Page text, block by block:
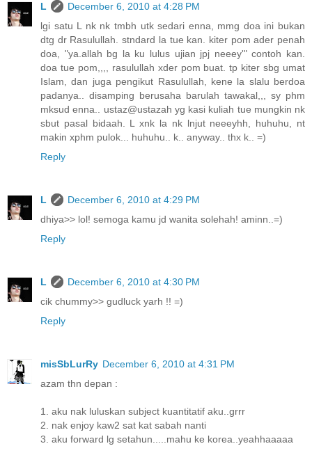
L
December 6, 2010 at 4:28 PM
lgi satu L nk nk tmbh utk sedari enna, mmg doa ini bukan
dtg dr Rasulullah. stndard la tue kan. kiter pom ader penah
doa, "ya.allah bg la ku lulus ujian jpj neeey'" contoh kan.
doa tue pom,,,, rasulullah xder pom buat. tp kiter sbg umat
Islam, dan juga pengikut Rasulullah, kene la slalu berdoa
padanya.. disamping berusaha barulah tawakal,,, sy phm
mksud enna.. ustaz@ustazah yg kasi kuliah tue mungkin nk
sbut pasal bidaah. L xnk la nk lnjut neeeyhh, huhuhu, nt
makin xphm pulok... huhuhu.. k.. anyway.. thx k.. =)
Reply
L
December 6, 2010 at 4:29 PM
dhiya>> lol! semoga kamu jd wanita solehah! aminn..=)
Reply
L
December 6, 2010 at 4:30 PM
cik chummy>> gudluck yarh !! =)
Reply
misSbLurRy December 6, 2010 at 4:31 PM
azam thn depan :
1. aku nak luluskan subject kuantitatif aku..grrr
2. nak enjoy kaw2 sat kat sabah nanti
3. aku forward lg setahun.....mahu ke korea..yeahhaaaaa